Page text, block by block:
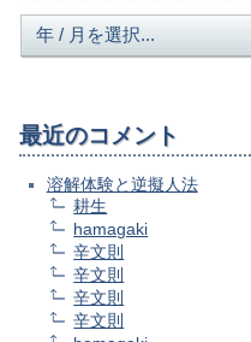
最近のコメント
溶解体験と逆擬人法
耕生
hamagaki
辛文則
辛文則
辛文則
辛文則